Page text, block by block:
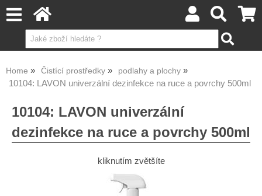
Home Čistící prostředky podlahy a plochy
10104: LAVON univerzální dezinfekce na ruce a povrchy 500ml
10104: LAVON univerzální
dezinfekce na ruce a povrchy 500ml
kliknutím zvětšíte